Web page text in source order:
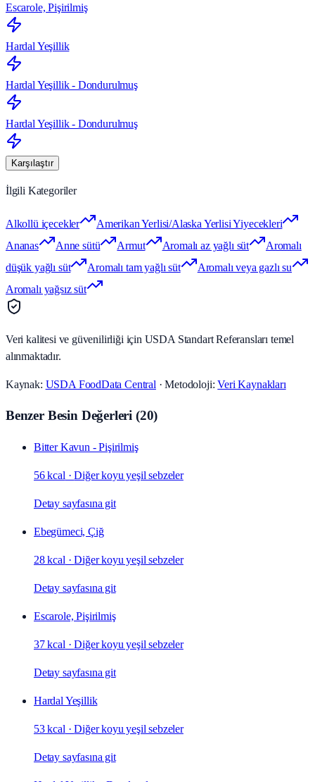
Escarole, Pişirilmiş
Hardal Yeşillik
Hardal Yeşillik - Dondurulmuş
Hardal Yeşillik - Dondurulmuş
Karşılaştır
İlgili Kategoriler
Alkollü içecekler
Amerikan Yerlisi/Alaska Yerlisi Yiyecekleri
Ananas
Anne sütü Armut Aromalı az yağlı süt
Aromalı
düşük yağlı süt
Aromalı tam yağlı süt
Aromalı veya gazlı su
Aromalı yağsız süt
Veri kalitesi ve güvenilirliği için USDA Standart Referansları temel
alınmaktadır.
Kaynak: USDA FoodData Central · Metodoloji:Veri Kaynakları
Benzer Besin Değerleri (20)
Bitter Kavun - Pişirilmiş
56 kcal ·Diğer koyu yeşil sebzeler
Detay sayfasına git
Ebegümeci, Çiğ
28 kcal ·Diğer koyu yeşil sebzeler
Detay sayfasına git
Escarole, Pişirilmiş
37 kcal ·Diğer koyu yeşil sebzeler
Detay sayfasına git
Hardal Yeşillik
53 kcal ·Diğer koyu yeşil sebzeler
Detay sayfasına git